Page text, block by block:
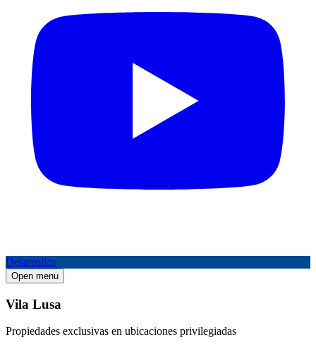
Desarrollos
Open menu
Vila Lusa
Propiedades exclusivas en ubicaciones privilegiadas